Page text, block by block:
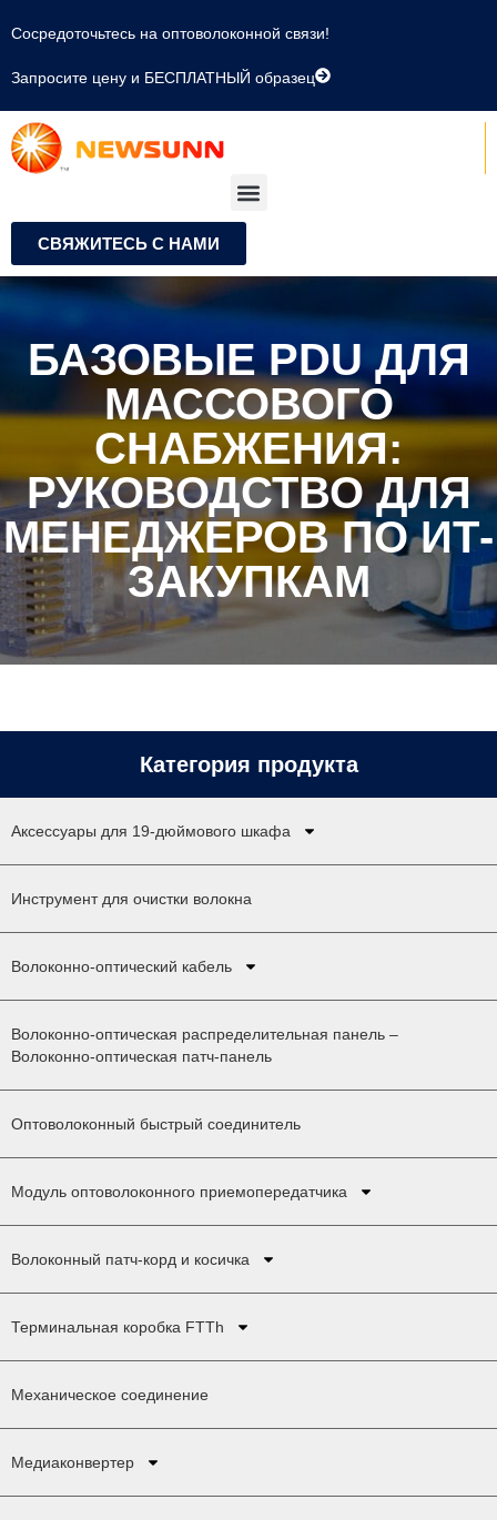
Сосредоточьтесь на оптоволоконной связи!
Запросите цену и БЕСПЛАТНЫЙ образец
СВЯЖИТЕСЬ С НАМИ
БАЗОВЫЕ PDU ДЛЯ
МАССОВОГО
СНАБЖЕНИЯ:
РУКОВОДСТВО ДЛЯ
МЕНЕДЖЕРОВ ПО ИТ-
ЗАКУПКАМ
Категория продукта
Аксессуары для 19-дюймового шкафа
Инструмент для очистки волокна
Волоконно-оптический кабель
Волоконно-оптическая распределительная панель –
Волоконно-оптическая патч-панель
Оптоволоконный быстрый соединитель
Модуль оптоволоконного приемопередатчика
Волоконный патч-корд и косичка
Терминальная коробка FTTh
Механическое соединение
Медиаконвертер